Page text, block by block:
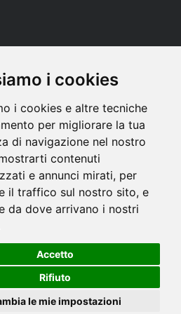
i cookies
i cookies e altre tecniche
per migliorare la tua
di navigazione nel nostro
contenuti
e annunci mirati, per
il traffico sul nostro sito, e
da dove arrivano i nostri
Accetto
Rifiuto
le mie impostazioni
Reserved -- Quine srl – C.F./P IVA
della Protezione dei Dati: Avv. Monica